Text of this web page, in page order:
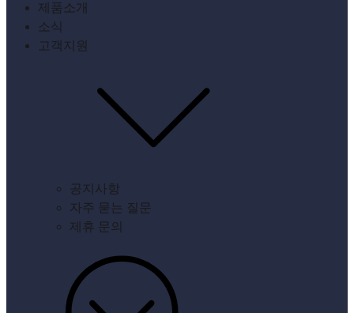
제품소개
소식
고객지원
공지사항
자주 묻는 질문
제휴 문의